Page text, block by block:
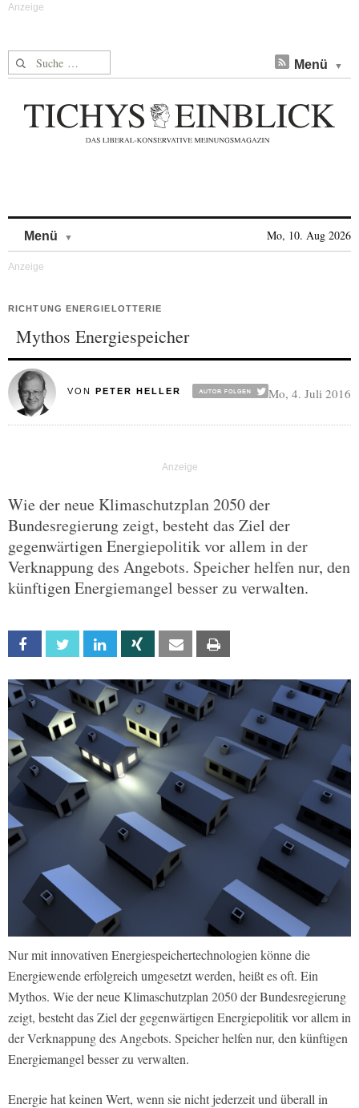
Suche nach: Menü
Menü Mo, 10. Aug 2026
RICHTUNG ENERGIELOTTERIE
Mythos Energiespeicher
VON PETER HELLER Mo, 4. Juli 2016
Wie der neue Klimaschutzplan 2050 der
Bundesregierung zeigt, besteht das Ziel der
gegenwärtigen Energiepolitik vor allem in der
Verknappung des Angebots. Speicher helfen nur, den
künftigen Energiemangel besser zu verwalten.
Facebook Twitter Linkedin Xing Email
Nur mit innovativen Energiespeichertechnologien könne die
Energiewende erfolgreich umgesetzt werden, heißt es oft. Ein
Mythos. Wie der neue Klimaschutzplan 2050 der Bundesregierung
zeigt, besteht das Ziel der gegenwärtigen Energiepolitik vor allem in
der Verknappung des Angebots. Speicher helfen nur, den künftigen
Energiemangel besser zu verwalten.
Energie hat keinen Wert, wenn sie nicht jederzeit und überall in